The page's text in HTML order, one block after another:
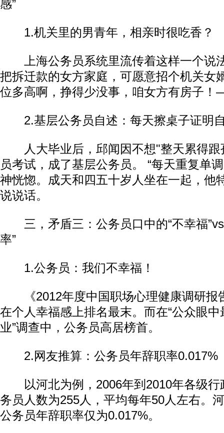
感”
1.机关里的男青年，相亲时很吃香？
上海公务员系统里流传着这样一个说
把拆迁款的女方家庭，可愿意招个机关女
位多高啊，挣得少没事，咱女方有房子！
2.基层公务员自述：每天擦桌子证明
人大毕业后，邱闻因不想"整天累得跟
员考试，成了基层公务员。 “每天重复单
神恍惚。成天和四五十岁人坐在一起，他
说说话。
三，矛盾三：公务员口中的“不幸福”vs
率”
1.公务员：我们不幸福！
《2012年度中国职场心理健康调研报
在个人幸福感上排名最末。而在“公众眼
业”调查中，公务员高居榜首。
2.网友推算：公务员年辞职率0.017%
以河北为例，2006年到2010年各级行
务员人数为255人，平均每年50人左右。
公务员年辞职率仅为0.017%。